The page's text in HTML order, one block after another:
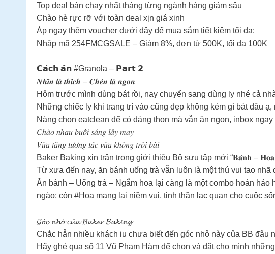
Top deal bán chạy nhất tháng từng ngành hàng giảm sâu
Chào hè rực rỡ với toàn deal xịn giá xinh
Áp ngay thêm voucher dưới đây để mua sắm tiết kiệm tối đa:
Nhập mã 254FMCGSALE – Giảm 8%, đơn từ 500K, tối đa 100K
𝗖𝗮́𝗰𝗵 𝗮̆𝗻 #Granola – 𝗣𝗮𝗿𝘁 𝟮
𝑵𝒉𝒊̀𝒏 𝒍𝒂̀ 𝒕𝒉𝒊́𝒄𝒉 – 𝑪𝒉𝒆́𝒏 𝒍𝒂̀ 𝒏𝒈𝒐𝒏
Hôm trước mình dùng bát rồi, nay chuyển sang dùng ly nhé cả
Những chiếc ly khi trang trí vào cũng đẹp không kém gì bát đâu
Nàng chọn eatclean để có dáng thon mà vẫn ăn ngon, inbox
𝐶ℎ𝑎̀𝑜 𝑛ℎ𝑎𝑢 𝑏𝑢𝑜̂̉𝑖 𝑠𝑎́𝑛𝑔 𝑙𝑎̂́𝑦 𝑚𝑎𝑦
𝑉𝑢̛̀𝑎 𝑡𝑎̆𝑛𝑔 𝑡𝑢̛𝑜̛𝑛𝑔 𝑡𝑎́𝑐 𝑣𝑢̛̀𝑎 𝑘ℎ𝑜̂𝑛𝑔 𝑡𝑟𝑜̂𝑖 𝑏𝑎̀𝑖
Baker Baking xin trân trọng giới thiệu Bộ sưu tập mới “𝐁𝐚́𝐧𝐡 – 𝐇𝐨𝐚
Từ xưa đến nay, ăn bánh uống trà vẫn luôn là một thú vui tao
Ăn bánh – Uống trà – Ngắm hoa lại càng là một combo hoàn
ngào; còn #Hoa mang lại niềm vui, tinh thần lạc quan cho cuộc
𝓖𝓸́𝓬 𝓷𝓱𝓸̉ 𝓬𝓾̉𝓪 𝓑𝓪𝓴𝓮𝓻 𝓑𝓪𝓴𝓲𝓷𝓰
Chắc hẳn nhiều khách iu chưa biết đến góc nhỏ này của BB
Hãy ghé qua số 11 Vũ Phạm Hàm để chọn và đặt cho mình